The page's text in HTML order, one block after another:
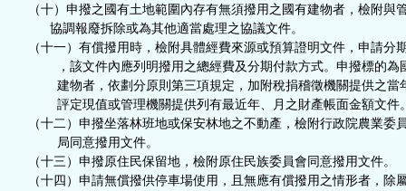
（十）申撥之國有土地範圍內存有無須撥用之國有建物者，檢附與
協調報廢拆除或為其他適當處理之協議文件。
（十一）有償撥用時，檢附具體經費來源或預算證明文件，申請分
，該文件內應列明撥用之總經費及分期付款方式。申撥標的為
建物者，依劃分原則第三項規定，加附稅捐稽徵機關提供之當
評定現值或管理機關提供列有最近年、月之財產帳面金額文件
（十二）申撥坐落林班地或保安林地之不動產，檢附行政院農業委
局同意撥用文件。
（十三）申撥原住民保留地，檢附原住民族委員會同意撥用文件。
（十四）申請無償撥供停車場使用，且無應有償撥用之情形者，除